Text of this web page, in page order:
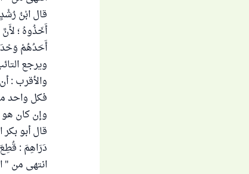
قال ابْنُ
أَخَذُوهُ ؛
أَحَدُهُمْ وَحْدَهُ
ويرجع
والأقرب :
فكل واحد
وإن كان هو
قال أبو
دَرَاهِمَ :
انتهى من "